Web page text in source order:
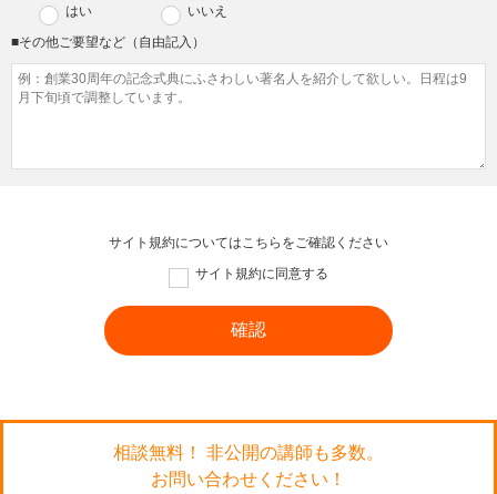
はい
いいえ
■その他ご要望など（自由記入）
サイト規約についてはこちら をご確認ください
サイト規約に同意する
相談無料！ 非公開の講師も多数。
お問い合わせください！